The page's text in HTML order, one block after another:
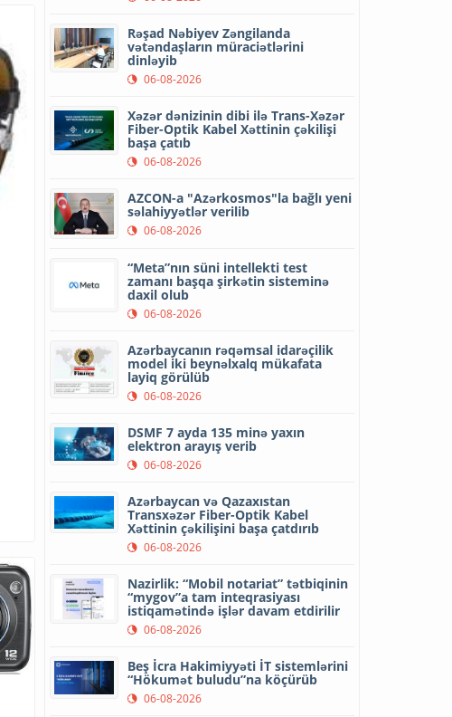
Rəşad Nəbiyev Zəngilanda
vətəndaşların müraciətlərini
dinləyib
06-08-2026
Xəzər dənizinin dibi ilə Trans-Xəzər
Fiber-Optik Kabel Xəttinin çəkilişi
başa çatıb
06-08-2026
AZCON-a "Azərkosmos"la bağlı yeni
səlahiyyətlər verilib
06-08-2026
“Meta”nın süni intellekti test
zamanı başqa şirkətin sisteminə
daxil olub
06-08-2026
Azərbaycanın rəqəmsal idarəçilik
model iki beynəlxalq mükafata
layiq görülüb
06-08-2026
DSMF 7 ayda 135 minə yaxın
elektron arayış verib
06-08-2026
Azərbaycan və Qazaxıstan
Transxəzər Fiber-Optik Kabel
Xəttinin çəkilişini başa çatdırıb
06-08-2026
Nazirlik: “Mobil notariat” tətbiqinin
“mygov”a tam inteqrasiyası
istiqamətində işlər davam etdirilir
06-08-2026
Beş İcra Hakimiyyəti İT sistemlərini
“Hökumət buludu”na köçürüb
06-08-2026